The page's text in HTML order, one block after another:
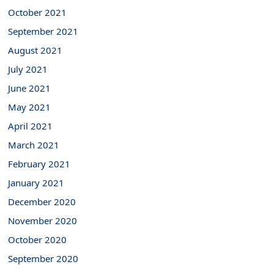
October 2021
September 2021
August 2021
July 2021
June 2021
May 2021
April 2021
March 2021
February 2021
January 2021
December 2020
November 2020
October 2020
September 2020